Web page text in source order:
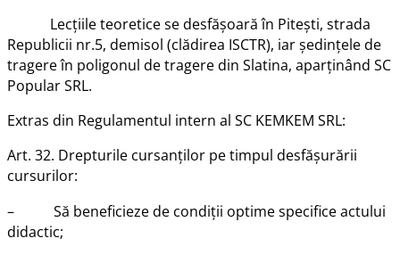
Lecțiile teoretice se desfășoară în Pitești, strada
Republicii nr.5, demisol (clădirea ISCTR), iar ședințele de
tragere în poligonul de tragere din Slatina, aparținând SC
Popular SRL.
Extras din Regulamentul intern al SC KEMKEM SRL:
Art. 32. Drepturile cursanților pe timpul desfășurării
cursurilor:
– Să beneficieze de condiții optime specifice actului
didactic;